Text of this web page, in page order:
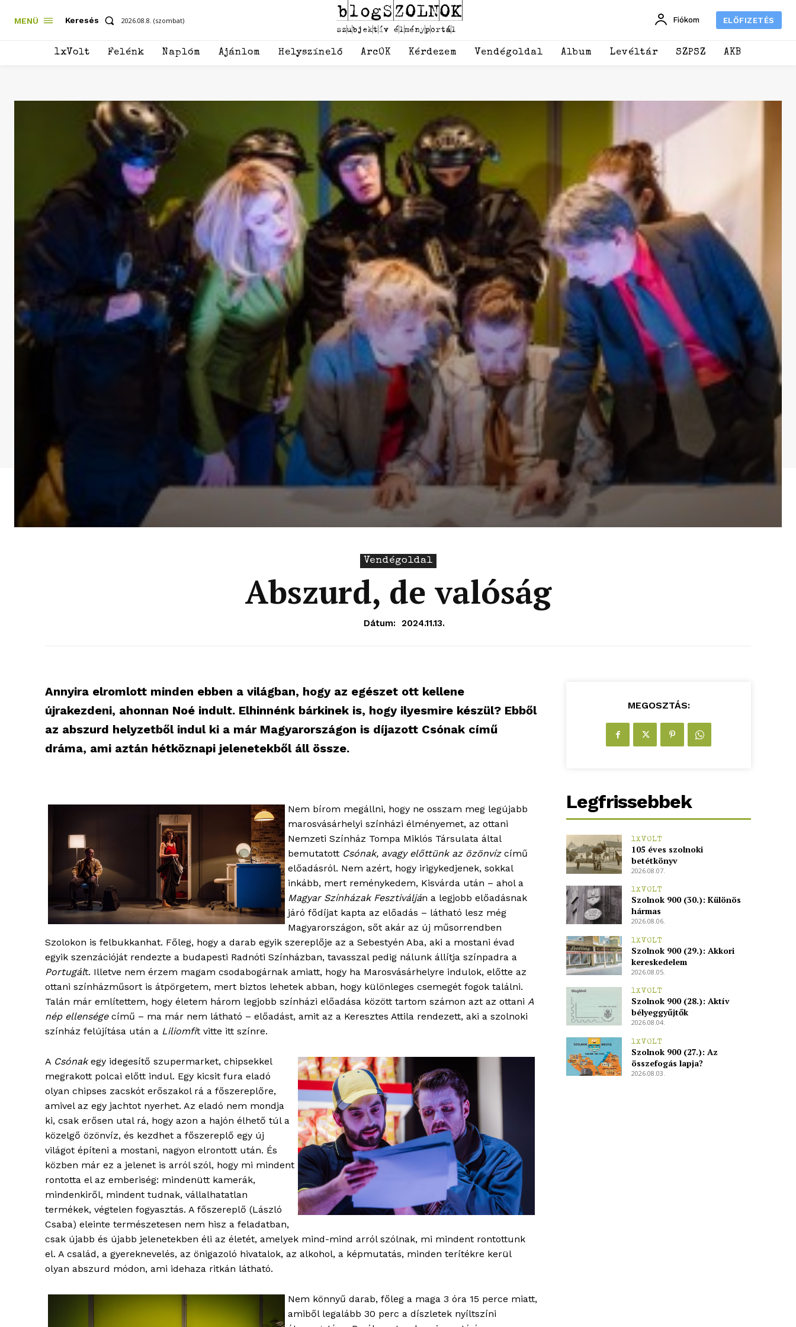
blogSZOLNOK
szubjektív
élményportál
bSZ fiók
Előfizetés
MENÜ Keresés 2026.08.8. (szombat) Fiókom ELŐFIZETÉS
1xVolt Felénk Naplóm Ajánlom Helyszínelő ArcOK Kérdezem Vendégoldal Album Levéltár SZPSZ AKB
Vendégoldal
Abszurd, de valóság
Dátum: 2024.11.13.
Annyira elromlott minden ebben a világban, hogy az egészet ott kellene
újrakezdeni, ahonnan Noé indult. Elhinnénk bárkinek is, hogy ilyesmire készül? Ebből
az abszurd helyzetből indul ki a már Magyarországon is díjazott Csónak című
dráma, ami aztán hétköznapi jelenetekből áll össze.
Nem bírom megállni, hogy ne osszam meg legújabb
marosvásárhelyi színházi élményemet, az ottani
Nemzeti Színház Tompa Miklós Társulata által
bemutatott Csónak, avagy előttünk az özönvízcímű
előadásról. Nem azért, hogy irigykedjenek, sokkal
inkább, mert reménykedem, Kisvárda után – ahol a
Magyar Színházak Fesztiválján a legjobb előadásnak
járó fődíjat kapta az előadás – látható lesz még
Magyarországon, sőt akár az új műsorrendben
Szolokon is felbukkanhat. Főleg, hogy a darab egyik szereplője az a Sebestyén Aba, aki a mostani évad
egyik szenzációját rendezte a budapesti Radnóti Színházban, tavasszal pedig nálunk állítja színpadra a
Portugált. Illetve nem érzem magam csodabogárnak amiatt, hogy ha Marosvásárhelyre indulok, előtte az
ottani színházműsort is átpörgetem, mert biztos lehetek abban, hogy különleges csemegét fogok találni.
Talán már említettem, hogy életem három legjobb színházi előadása között tartom számon azt az ottani A
nép ellenségecímű – ma már nem látható – előadást, amit az a Keresztes Attila rendezett, aki a szolnoki
színház felújítása után a Liliomfit vitte itt színre.
A Csónakegy idegesítő szupermarket, chipsekkel
megrakott polcai előtt indul. Egy kicsit fura eladó
olyan chipses zacskót erőszakol rá a főszereplőre,
amivel az egy jachtot nyerhet. Az eladó nem mondja
ki, csak erősen utal rá, hogy azon a hajón élhető túl a
közelgő özönvíz, és kezdhet a főszereplő egy új
világot építeni a mostani, nagyon elrontott után. És
közben már ez a jelenet is arról szól, hogy mi mindent
rontotta el az emberiség: mindenütt kamerák,
mindenkiről, mindent tudnak, vállalhatatlan
termékek, végtelen fogyasztás. A főszereplő (László
Csaba) eleinte természetesen nem hisz a feladatban,
csak újabb és újabb jelenetekben éli az életét, amelyek mind-mind arról szólnak, mi mindent rontottunk
el. A család, a gyereknevelés, az önigazoló hivatalok, az alkohol, a képmutatás, minden terítékre kerül
olyan abszurd módon, ami idehaza ritkán látható.
Nem könnyű darab, főleg a maga 3 óra 15 perce miatt,
amiből legalább 30 perc a díszletek nyíltszíni
MEGOSZTÁS:
Legfrissebbek
1XVOLT
105 éves szolnoki
betétkönyv
2026.08.07.
1XVOLT
Szolnok 900 (30.): Különös
hármas
2026.08.06.
1XVOLT
Szolnok 900 (29.): Akkori
kereskedelem
2026.08.05.
1XVOLT
Szolnok 900 (28.): Aktív
bélyeggyűjtők
2026.08.04.
1XVOLT
Szolnok 900 (27.): Az
összefogás lapja?
2026.08.03.